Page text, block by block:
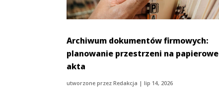
Archiwum dokumentów firmowych:
planowanie przestrzeni na papierowe
akta
utworzone przezRedakcja |lip 14, 2026